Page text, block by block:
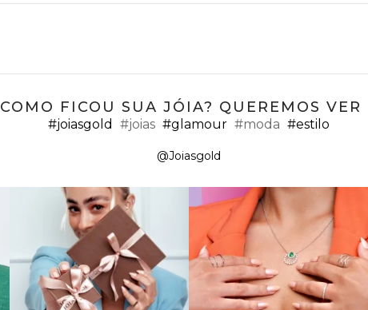
COMO FICOU SUA JÓIA? QUEREMOS VER
#joiasgold #joias #glamour #moda #estilo
@Joiasgold